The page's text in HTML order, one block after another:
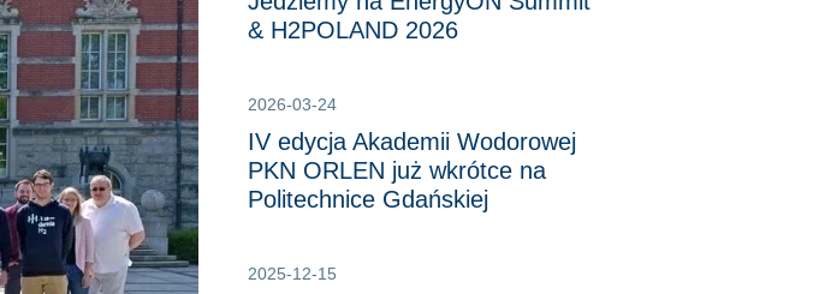
& H2POLAND 2026
2026-03-24
IV edycja Akademii Wodorowej
PKN ORLEN już wkrótce na
Politechnice Gdańskiej
2025-12-15